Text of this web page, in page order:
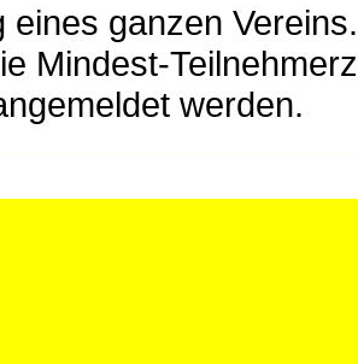
eines ganzen
Mindest-
werden.